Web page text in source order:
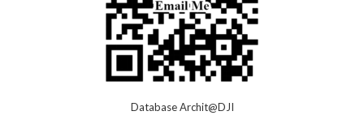
Database Archit@DJI